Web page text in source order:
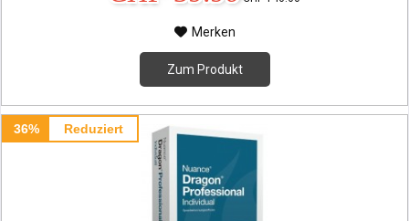
Merken
Zum Produkt
36% Reduziert